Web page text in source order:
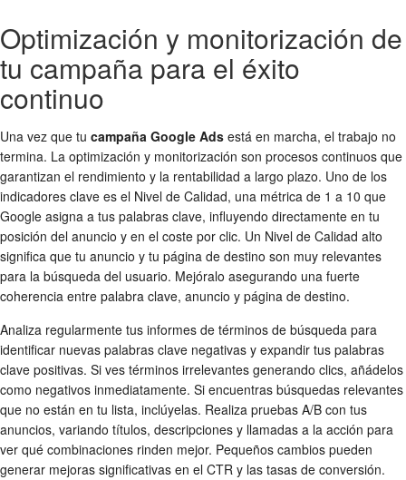
Optimización y monitorización de
tu campaña para el éxito
continuo
Una vez que tu campaña Google Ads está en marcha, el trabajo no
termina. La optimización y monitorización son procesos continuos que
garantizan el rendimiento y la rentabilidad a largo plazo. Uno de los
indicadores clave es el Nivel de Calidad, una métrica de 1 a 10 que
Google asigna a tus palabras clave, influyendo directamente en tu
posición del anuncio y en el coste por clic. Un Nivel de Calidad alto
significa que tu anuncio y tu página de destino son muy relevantes
para la búsqueda del usuario. Mejóralo asegurando una fuerte
coherencia entre palabra clave, anuncio y página de destino.
Analiza regularmente tus informes de términos de búsqueda para
identificar nuevas palabras clave negativas y expandir tus palabras
clave positivas. Si ves términos irrelevantes generando clics, añádelos
como negativos inmediatamente. Si encuentras búsquedas relevantes
que no están en tu lista, inclúyelas. Realiza pruebas A/B con tus
anuncios, variando títulos, descripciones y llamadas a la acción para
ver qué combinaciones rinden mejor. Pequeños cambios pueden
generar mejoras significativas en el CTR y las tasas de conversión.